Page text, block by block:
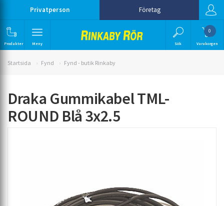
Privatperson Företag
Produkter Meny Sök
0
Varukorgen
Startsida Fynd Fynd - butik Rinkaby
Draka Gummikabel TML-
ROUND Blå 3x2.5